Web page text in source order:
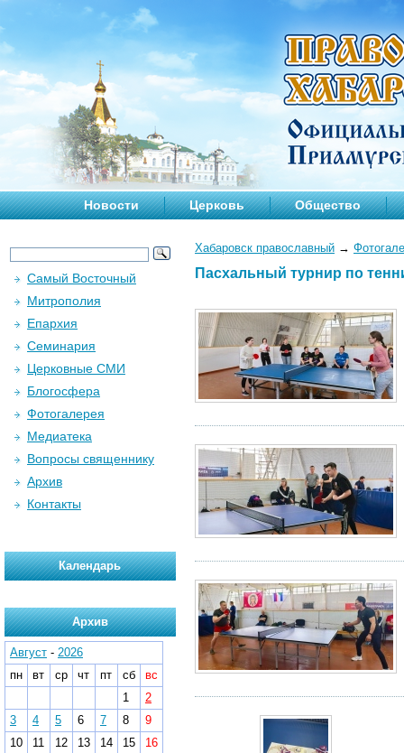
Новости Церковь Общество
Хабаровск православный →
Пасхальный турнир по
Самый Восточный
Митрополия
Епархия
Семинария
Церковные СМИ
Блогосфера
Фотогалерея
Медиатека
Вопросы священнику
Архив
Контакты
Календарь
Архив
Август - 2026
пн
вт ср чт пт сб
вс
1
2
3
4 5 6 7 8
9
10
11 12 13 14 15
16